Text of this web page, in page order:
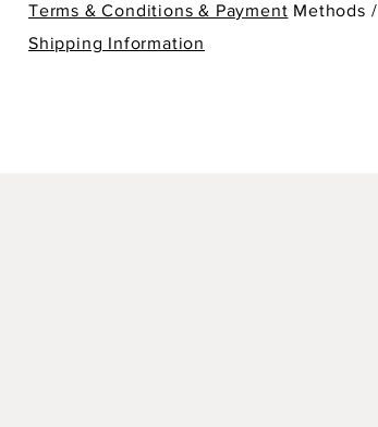
Terms & Conditions & Payment Methods /
Shipping Information